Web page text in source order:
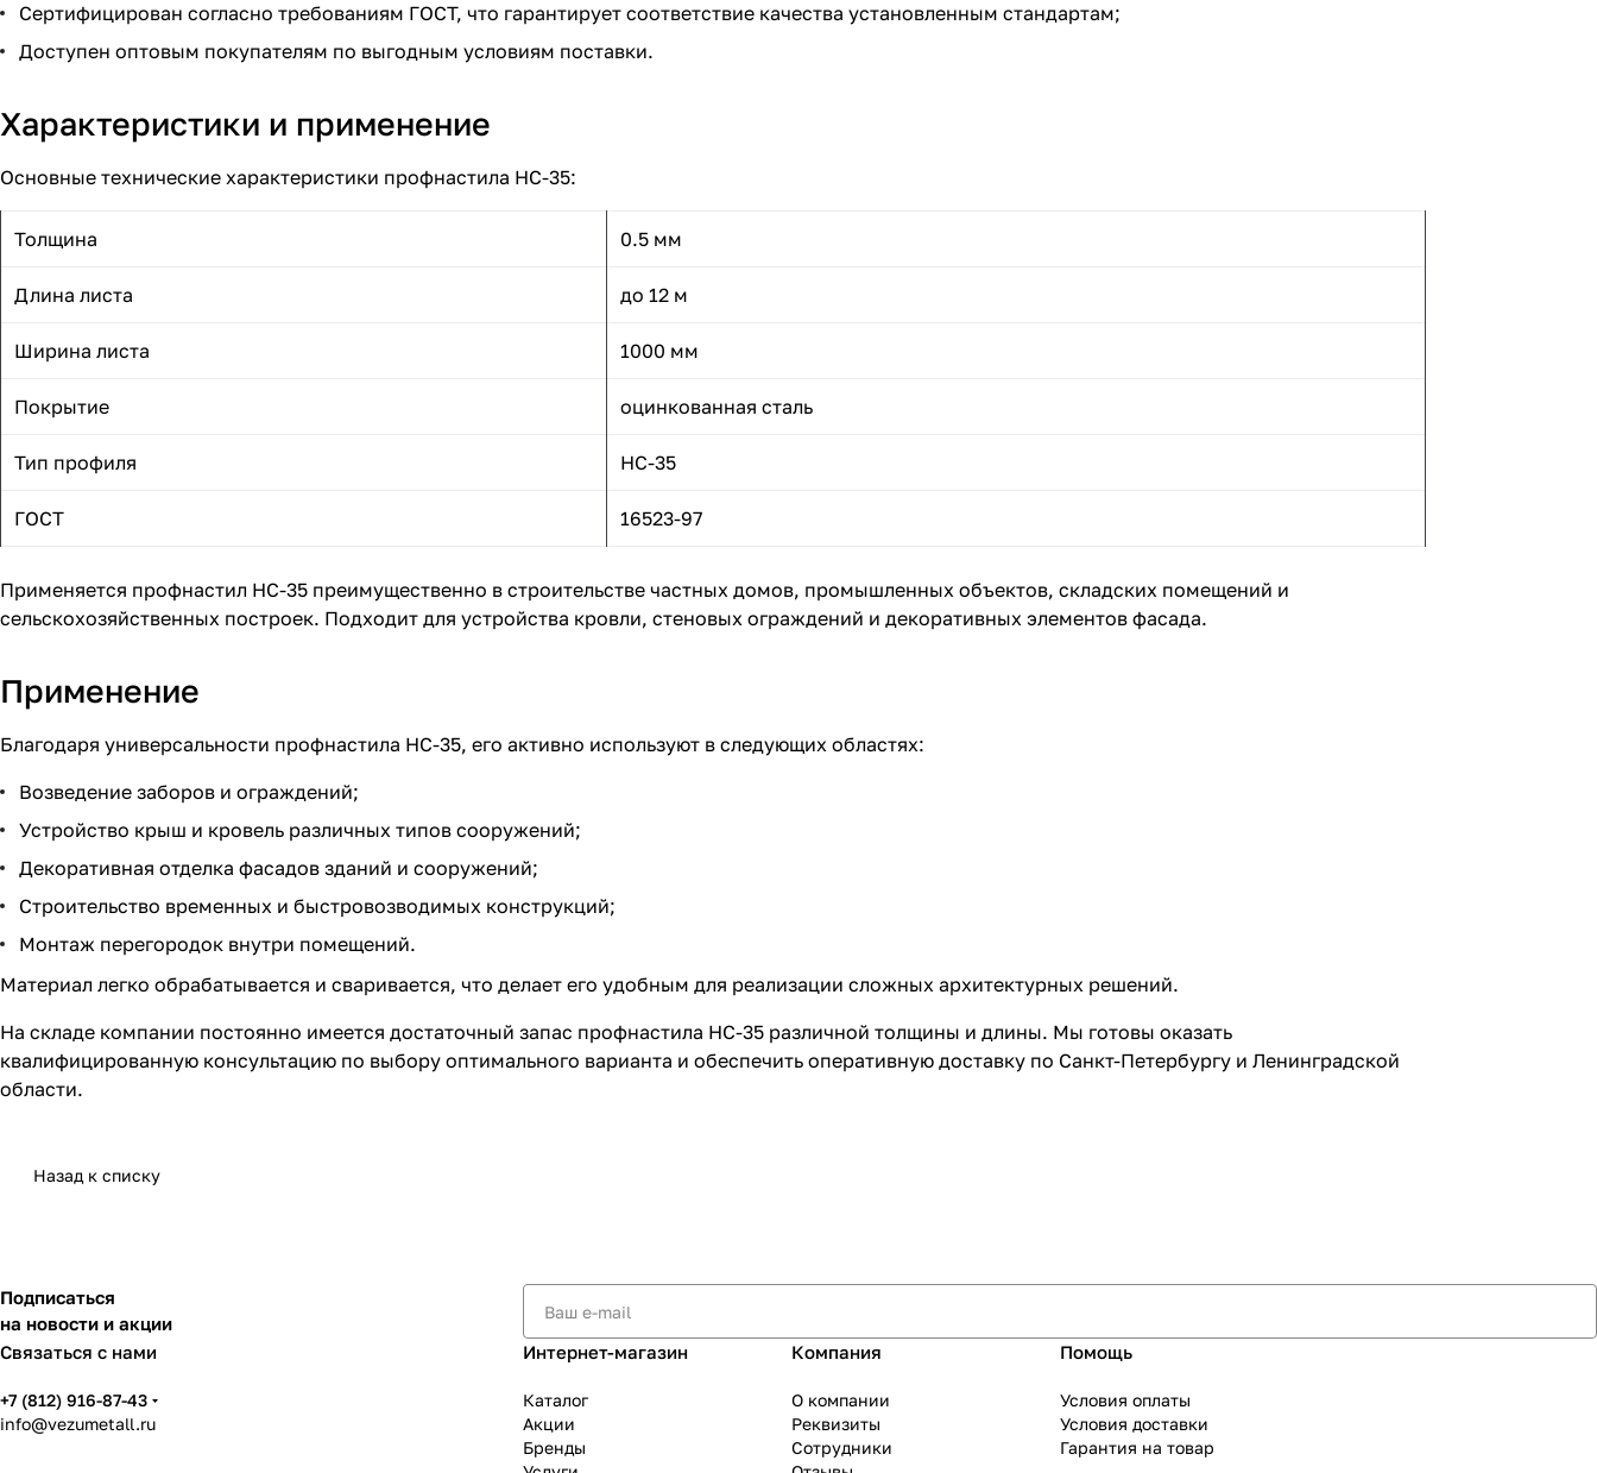
Сертифицирован согласно требованиям ГОСТ, что гарантирует соответствие качества установленным стандартам;
Доступен оптовым покупателям по выгодным условиям поставки.
Характеристики и применение
Основные технические характеристики профнастила НС-35:
Толщина 0.5 мм
Длина листа до 12 м
Ширина листа 1000 мм
Покрытие оцинкованная сталь
Тип профиля НС-35
ГОСТ 16523-97
Применяется профнастил НС-35 преимущественно в строительстве частных домов, промышленных объектов, складских помещений и
сельскохозяйственных построек. Подходит для устройства кровли, стеновых ограждений и декоративных элементов фасада.
Применение
Благодаря универсальности профнастила НС-35, его активно используют в следующих областях:
Возведение заборов и ограждений;
Устройство крыш и кровель различных типов сооружений;
Декоративная отделка фасадов зданий и сооружений;
Строительство временных и быстровозводимых конструкций;
Монтаж перегородок внутри помещений.
Материал легко обрабатывается и сваривается, что делает его удобным для реализации сложных архитектурных решений.
На складе компании постоянно имеется достаточный запас профнастила НС-35 различной толщины и длины. Мы готовы оказать
квалифицированную консультацию по выбору оптимального варианта и обеспечить оперативную доставку по Санкт-Петербургу и Ленинградской
области.
Назад к списку
Подписаться
на новости и акции
Связаться с нами
+7 (812) 916-87-43
info@vezumetall.ru
Интернет-магазин
Каталог
Акции
Бренды
Компания
О компании
Реквизиты
Сотрудники
Помощь
Условия оплаты
Условия доставки
Гарантия на товар